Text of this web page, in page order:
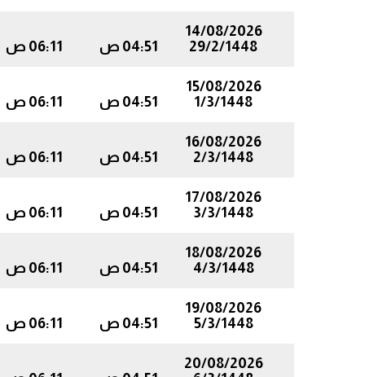
14/08/2026
29/2/1448
04:51 ص 06:11 ص
15/08/2026
1/3/1448
04:51 ص 06:11 ص
16/08/2026
2/3/1448
04:51 ص 06:11 ص
17/08/2026
3/3/1448
04:51 ص 06:11 ص
18/08/2026
4/3/1448
04:51 ص 06:11 ص
19/08/2026
5/3/1448
04:51 ص 06:11 ص
20/08/2026